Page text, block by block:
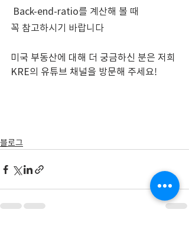
Back-end-ratio를 계산해 볼 때
꼭 참고하시기 바랍니다
미국 부동산에 대해 더 궁금하신 분은 저희
KRE의 유튜브 채널을 방문해 주세요!
블로그